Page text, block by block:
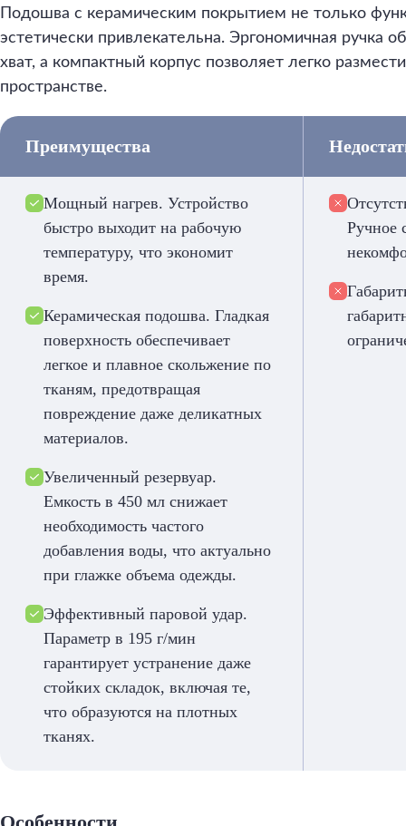
Подошва с керамическим покрытием не только
эстетически привлекательна. Эргономичная ручка
хват, а компактный корпус позволяет легко
пространстве.
Преимущества
Мощный нагрев. Устройство
быстро выходит на рабочую
температуру, что экономит
время.
Керамическая подошва. Гладкая
поверхность обеспечивает
легкое и плавное скольжение по
тканям, предотвращая
повреждение даже деликатных
материалов.
Увеличенный резервуар.
Емкость в 450 мл снижает
необходимость частого
добавления воды, что актуально
при глажке объема одежды.
Эффективный паровой удар.
Параметр в 195 г/мин
гарантирует устранение даже
стойких складок, включая те,
что образуются на плотных
тканях.
Ручное